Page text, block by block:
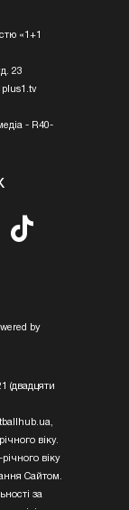
«1+1
23
- R40-
by
(двадцяти
віку.
віку
Сайтом.
за